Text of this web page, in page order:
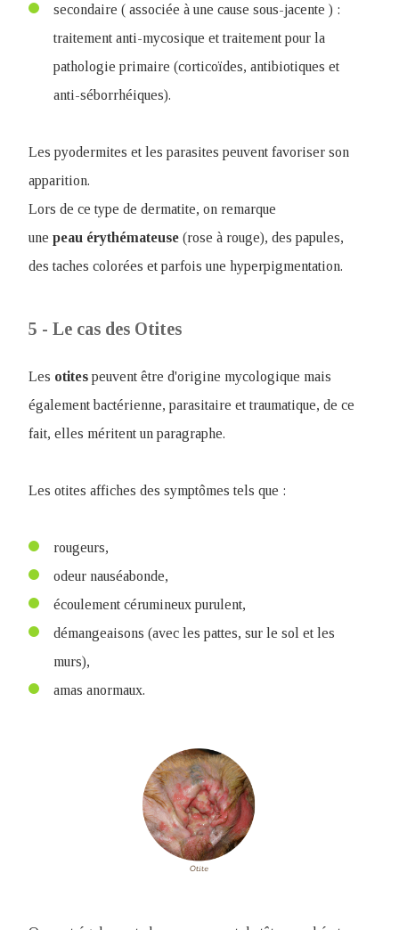
secondaire ( associée à une cause sous-jacente ) :
traitement anti-mycosique et traitement pour la
pathologie primaire (corticoïdes, antibiotiques et
anti-séborrhéiques).
Les pyodermites et les parasites peuvent favoriser son
apparition.
Lors de ce type de dermatite, on remarque
une peau érythémateuse (rose à rouge), des papules,
des taches colorées et parfois une hyperpigmentation.
5 - Le cas des Otites
Les otites peuvent être d'origine mycologique mais
également bactérienne, parasitaire et traumatique, de ce
fait, elles méritent un paragraphe.
Les otites affiches des symptômes tels que :
rougeurs,
odeur nauséabonde,
écoulement cérumineux purulent,
démangeaisons (avec les pattes, sur le sol et les
murs),
amas anormaux.